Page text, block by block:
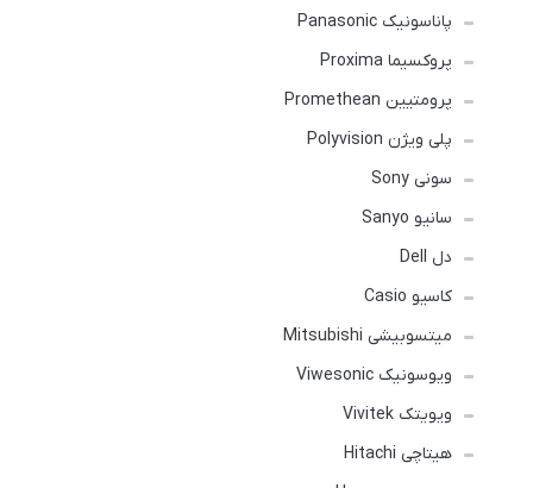
پاناسونیک Panasonic
پروکسیما Proxima
پرومتیین Promethean
پلی ویژن Polyvision
سونی Sony
سانیو Sanyo
دل Dell
کاسیو Casio
میتسوبیشی Mitsubishi
ویوسونیک Viwesonic
ویویتک Vivitek
هیتاچی Hitachi